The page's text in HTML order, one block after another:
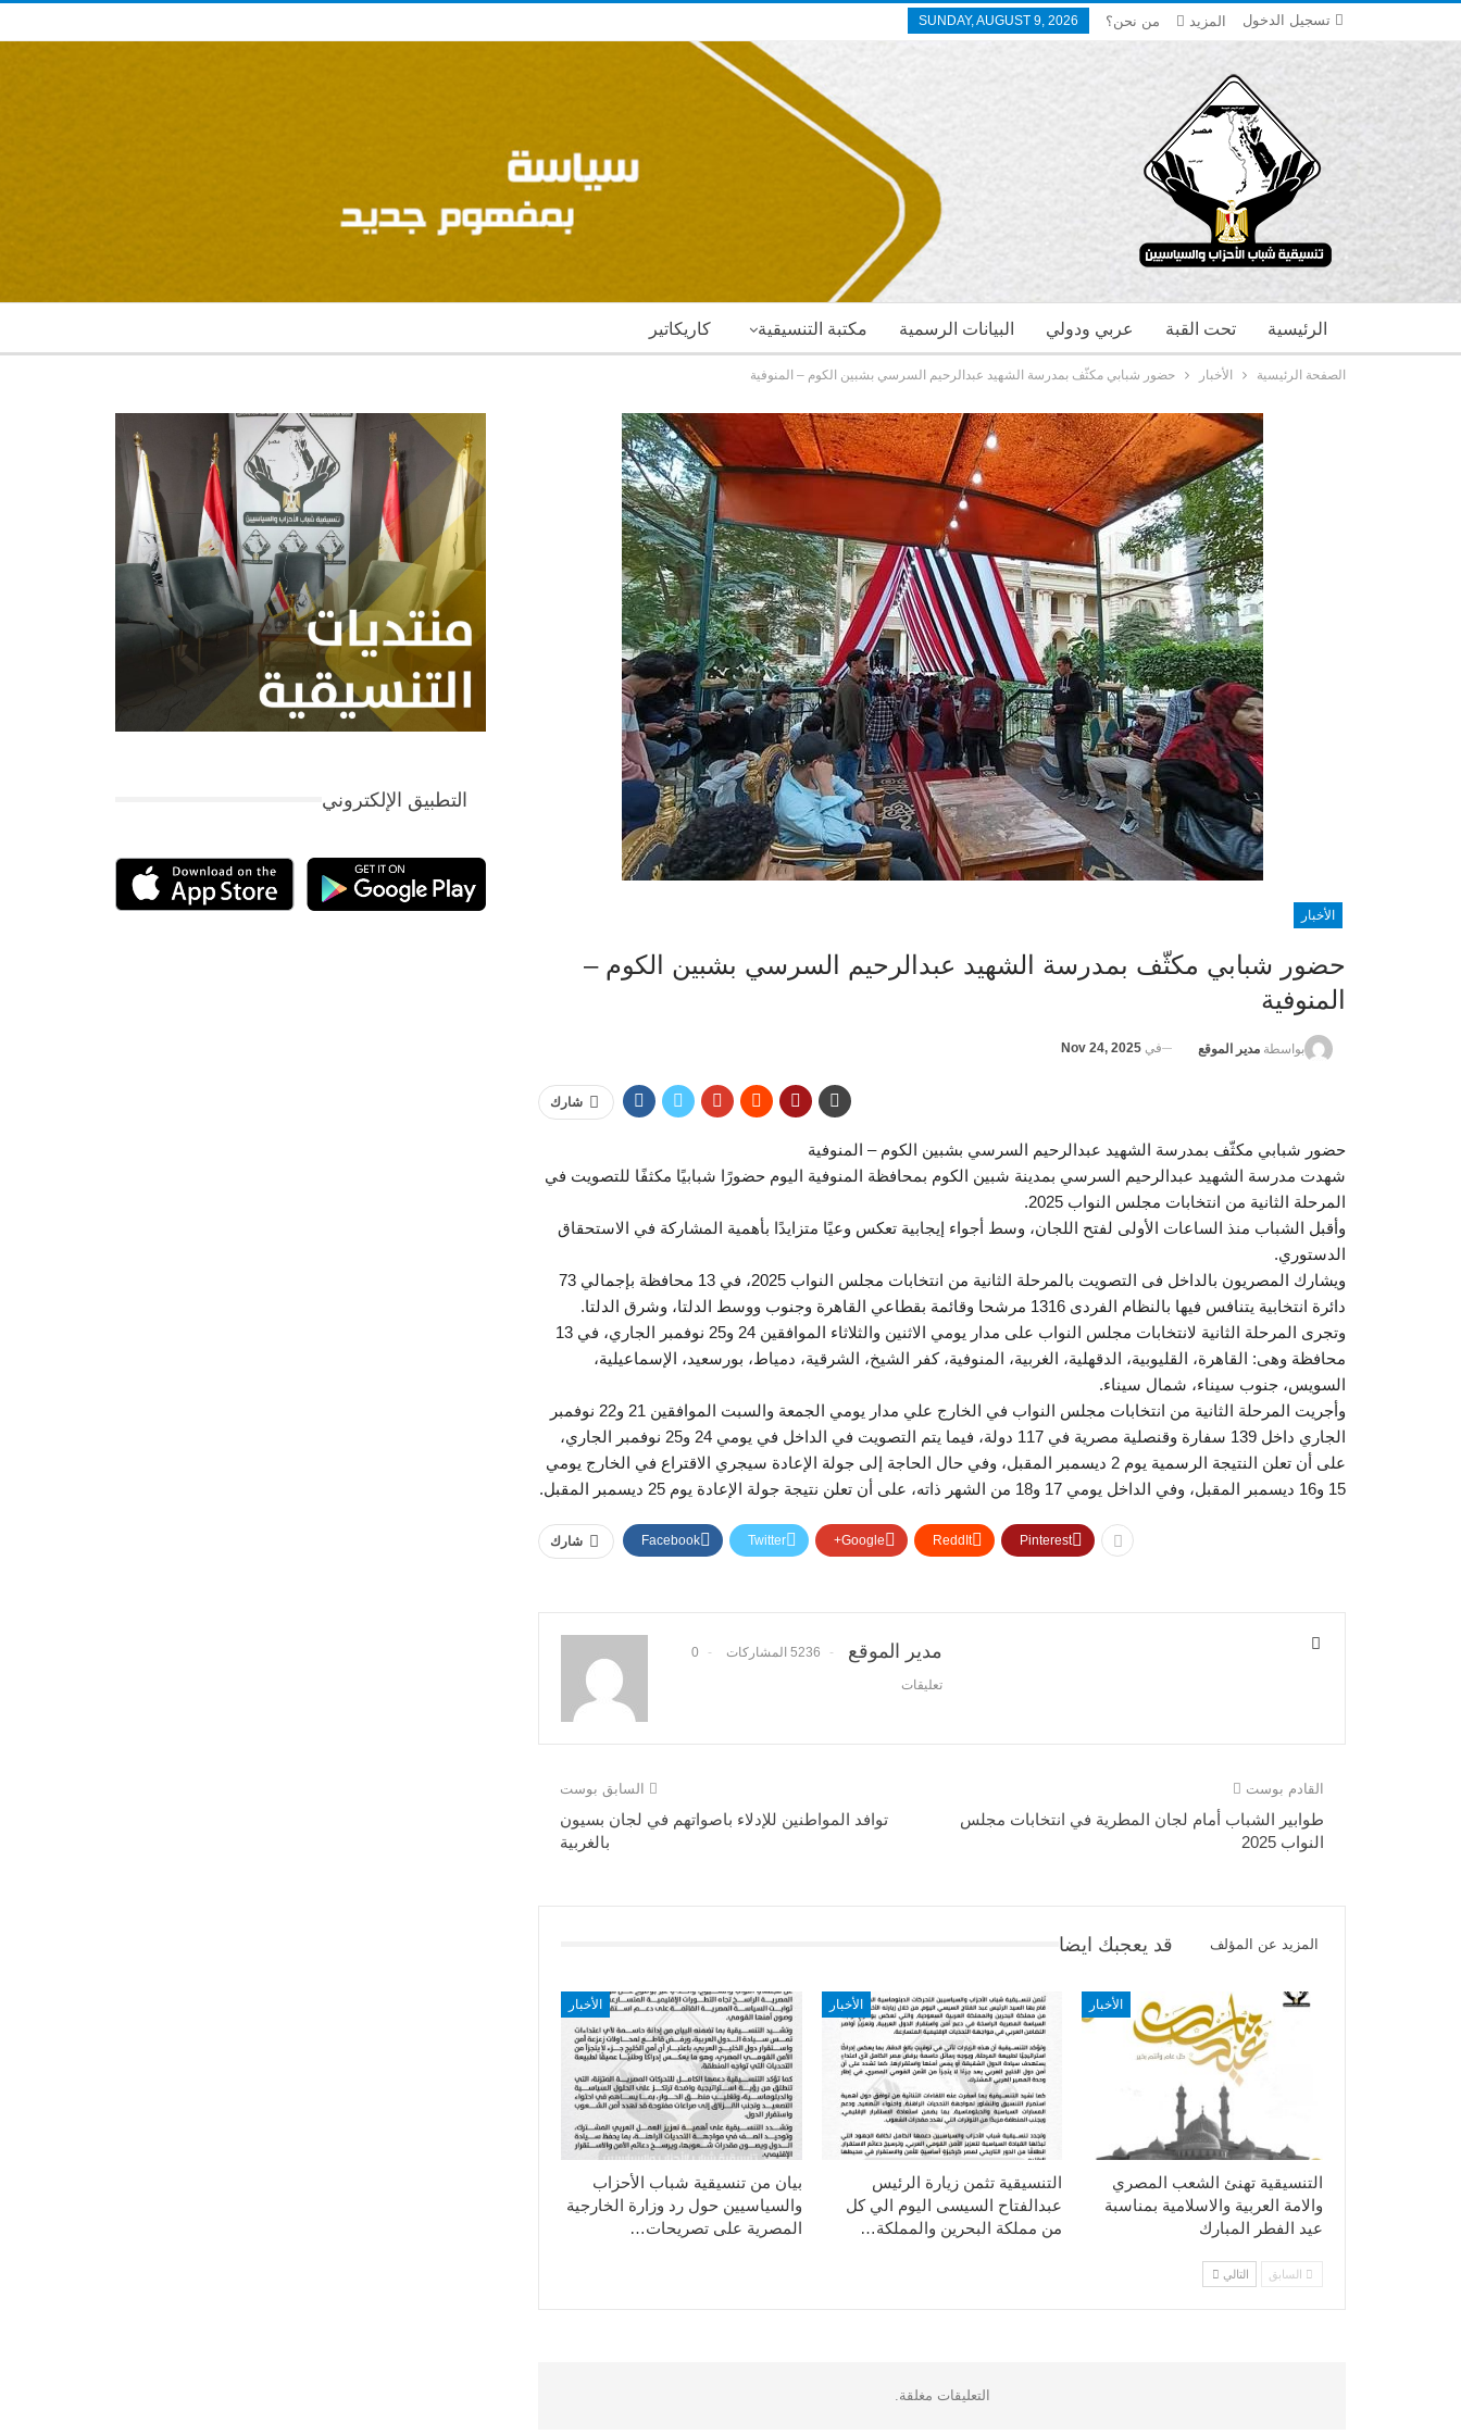
تسجيل الدخول SUNDAY, AUGUST 9, 2026 من نحن؟ المزيد
كاريكاتير مكتبة التنسيقية البيانات الرسمية عربي ودولي تحت القبة الرئيسية
الصفحة الرئيسية الأخبار حضور شبابي مكثّف بمدرسة الشهيد عبدالرحيم السرسي بشبين الكوم – المنوفية
الأخبار
حضور شبابي مكثّف بمدرسة الشهيد عبدالرحيم السرسي بشبين الكوم –
المنوفية
بواسطة مدير الموقع في Nov 24, 2025
شارك
حضور شبابي مكثّف بمدرسة الشهيد عبدالرحيم السرسي بشبين الكوم – المنوفية
شهدت مدرسة الشهيد عبدالرحيم السرسي بمدينة شبين الكوم بمحافظة المنوفية اليوم حضورًا شبابيًا مكثفًا للتصويت في
المرحلة الثانية من انتخابات مجلس النواب 2025.
وأقبل الشباب منذ الساعات الأولى لفتح اللجان، وسط أجواء إيجابية تعكس وعيًا متزايدًا بأهمية المشاركة في الاستحقاق
الدستوري.
ويشارك المصريون بالداخل فى التصويت بالمرحلة الثانية من انتخابات مجلس النواب 2025، في 13 محافظة بإجمالي 73
دائرة انتخابية يتنافس فيها بالنظام الفردى 1316 مرشحا وقائمة بقطاعي القاهرة وجنوب ووسط الدلتا، وشرق الدلتا.
وتجرى المرحلة الثانية لانتخابات مجلس النواب على مدار يومي الاثنين والثلاثاء الموافقين 24 و25 نوفمبر الجاري، في 13
محافظة وهى: القاهرة، القليوبية، الدقهلية، الغربية، المنوفية، كفر الشيخ، الشرقية، دمياط، بورسعيد، الإسماعيلية،
السويس، جنوب سيناء، شمال سيناء.
وأجريت المرحلة الثانية من انتخابات مجلس النواب في الخارج علي مدار يومي الجمعة والسبت الموافقين 21 و22 نوفمبر
الجاري داخل 139 سفارة وقنصلية مصرية في 117 دولة، فيما يتم التصويت في الداخل في يومي 24 و25 نوفمبر الجاري،
على أن تعلن النتيجة الرسمية يوم 2 ديسمبر المقبل، وفي حال الحاجة إلى جولة الإعادة سيجري الاقتراع في الخارج يومي
15 و16 ديسمبر المقبل، وفي الداخل يومي 17 و18 من الشهر ذاته، على أن تعلن نتيجة جولة الإعادة يوم 25 ديسمبر المقبل.
شارك Facebook Twitter Google+ ReddIt Pinterest
مدير الموقع 5236 المشاركات 0
تعليقات
السابق بوست
توافد المواطنين للإدلاء باصواتهم في لجان بسيون
بالغربية
القادم بوست
طوابير الشباب أمام لجان المطرية في انتخابات مجلس
النواب 2025
قد يعجبك ايضا المزيد عن المؤلف
الأخبار
بيان من تنسيقية شباب الأحزاب
والسياسيين حول رد وزارة الخارجية
المصرية على تصريحات…
الأخبار
التنسيقية تثمن زيارة الرئيس
عبدالفتاح السيسى اليوم الي كل
من مملكة البحرين والمملكة…
الأخبار
التنسيقية تهنئ الشعب المصري
والامة العربية والاسلامية بمناسبة
عيد الفطر المبارك
السابق التالي
التعليقات مغلقة.
التطبيق الإلكتروني